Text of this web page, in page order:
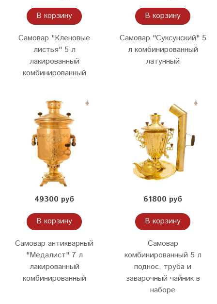
В корзину
Самовар "Кленовые
листья" 5 л
лакированный
комбинированный
В корзину
Самовар "Суксунский" 5
л комбинированный
латунный
49300 руб
В корзину
Самовар антикварный
"Медалист" 7 л
лакированный
комбинированный
61800 руб
В корзину
Самовар
комбинированный 5 л
поднос, труба и
заварочный чайник в
наборе